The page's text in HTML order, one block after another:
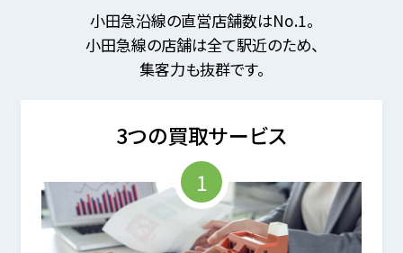
小田急沿線の直営店舗数はNo.1。
小田急線の店舗は全て駅近のため、
集客力も抜群です。
3つの買取サービス
1